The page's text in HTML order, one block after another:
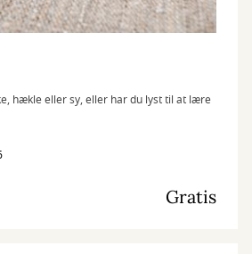
hækle eller sy, eller har du lyst til at lære
Gratis